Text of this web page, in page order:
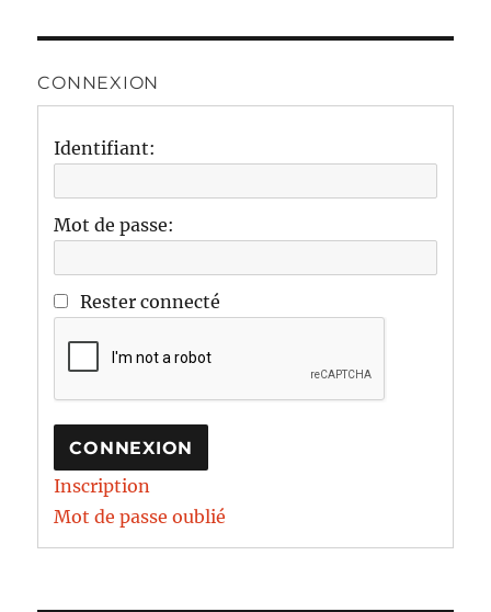
CONNEXION
Identifiant:
Mot de passe:
Rester connecté
CONNEXION
Inscription
Mot de passe oublié